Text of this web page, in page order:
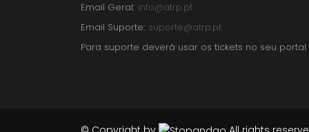
Email Geral: info@atrp.pt
Email Suporte: suporte@atrp.pt
Para suporte deverá usar os tickets no seu portal